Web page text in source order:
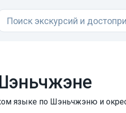
языке по Шэньчжэню и